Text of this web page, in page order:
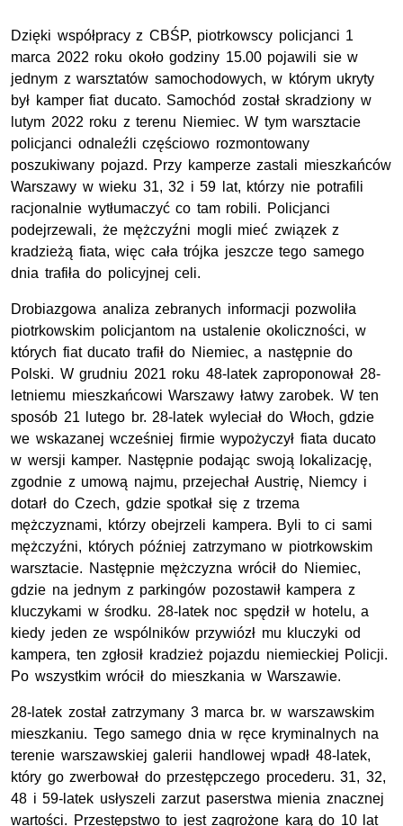
Dzięki współpracy z CBŚP, piotrkowscy policjanci 1
marca 2022 roku około godziny 15.00 pojawili sie w
jednym z warsztatów samochodowych, w którym ukryty
był kamper fiat ducato. Samochód został skradziony w
lutym 2022 roku z terenu Niemiec. W tym warsztacie
policjanci odnaleźli częściowo rozmontowany
poszukiwany pojazd. Przy kamperze zastali mieszkańców
Warszawy w wieku 31, 32 i 59 lat, którzy nie potrafili
racjonalnie wytłumaczyć co tam robili. Policjanci
podejrzewali, że mężczyźni mogli mieć związek z
kradzieżą fiata, więc cała trójka jeszcze tego samego
dnia trafiła do policyjnej celi.
Drobiazgowa analiza zebranych informacji pozwoliła
piotrkowskim policjantom na ustalenie okoliczności, w
których fiat ducato trafił do Niemiec, a następnie do
Polski. W grudniu 2021 roku 48-latek zaproponował 28-
letniemu mieszkańcowi Warszawy łatwy zarobek. W ten
sposób 21 lutego br. 28-latek wyleciał do Włoch, gdzie
we wskazanej wcześniej firmie wypożyczył fiata ducato
w wersji kamper. Następnie podając swoją lokalizację,
zgodnie z umową najmu, przejechał Austrię, Niemcy i
dotarł do Czech, gdzie spotkał się z trzema
mężczyznami, którzy obejrzeli kampera. Byli to ci sami
mężczyźni, których później zatrzymano w piotrkowskim
warsztacie. Następnie mężczyzna wrócił do Niemiec,
gdzie na jednym z parkingów pozostawił kampera z
kluczykami w środku. 28-latek noc spędził w hotelu, a
kiedy jeden ze wspólników przywiózł mu kluczyki od
kampera, ten zgłosił kradzież pojazdu niemieckiej Policji.
Po wszystkim wrócił do mieszkania w Warszawie.
28-latek został zatrzymany 3 marca br. w warszawskim
mieszkaniu. Tego samego dnia w ręce kryminalnych na
terenie warszawskiej galerii handlowej wpadł 48-latek,
który go zwerbował do przestępczego procederu. 31, 32,
48 i 59-latek usłyszeli zarzut paserstwa mienia znacznej
wartości. Przestępstwo to jest zagrożone karą do 10 lat